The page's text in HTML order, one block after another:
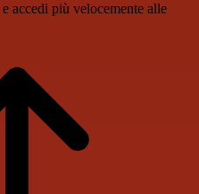
accedi più velocemente alle